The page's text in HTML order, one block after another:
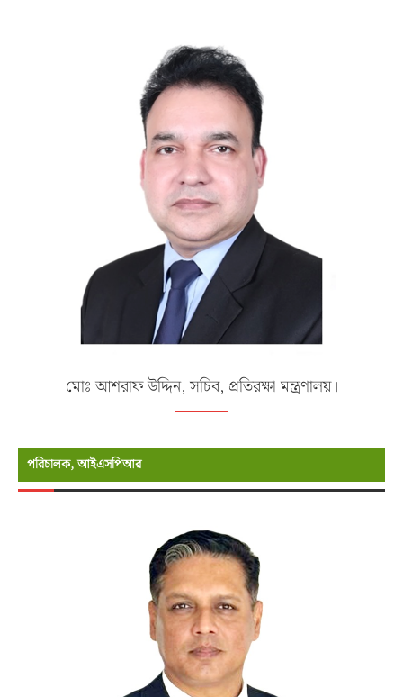
মোঃ আশরাফ উদ্দিন, সচিব, প্রতিরক্ষা মন্ত্রণালয়।
পরিচালক, আইএসপিআর